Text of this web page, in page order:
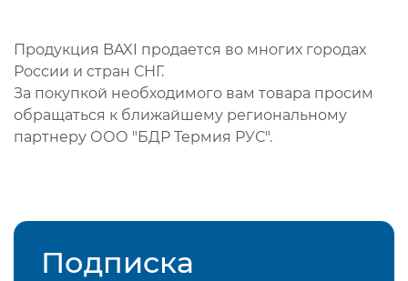
Продукция BAXI продается во многих городах
России и стран СНГ.
За покупкой необходимого вам товара просим
обращаться к ближайшему региональному
партнеру ООО "БДР Термия РУС".
Подписка